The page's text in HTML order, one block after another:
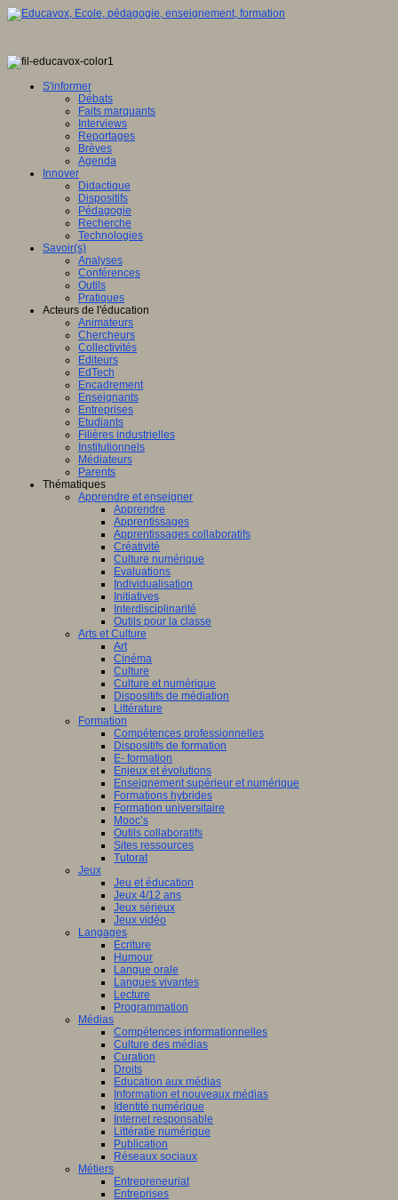
S'informer
Débats
Faits marquants
Interviews
Reportages
Brèves
Agenda
Innover
Didactique
Dispositifs
Pédagogie
Recherche
Technologies
Savoir(s)
Analyses
Conférences
Outils
Pratiques
Acteurs de l'éducation
Animateurs
Chercheurs
Collectivités
Editeurs
EdTech
Encadrement
Enseignants
Entreprises
Etudiants
Filières industrielles
Institutionnels
Médiateurs
Parents
Thématiques
Apprendre et enseigner
Apprendre
Apprentissages
Apprentissages collaboratifs
Créativité
Culture numérique
Evaluations
Individualisation
Initiatives
Interdisciplinarité
Outils pour la classe
Arts et Culture
Art
Cinéma
Culture
Culture et numérique
Dispositifs de médiation
Littérature
Formation
Compétences professionnelles
Dispositifs de formation
E- formation
Enjeux et évolutions
Enseignement supérieur et numérique
Formations hybrides
Formation universitaire
Mooc’s
Outils collaboratifs
Sites ressources
Tutorat
Jeux
Jeu et éducation
Jeux 4/12 ans
Jeux sérieux
Jeux vidéo
Langages
Ecriture
Humour
Langue orale
Langues vivantes
Lecture
Programmation
Médias
Compétences informationnelles
Culture des médias
Curation
Droits
Education aux médias
Information et nouveaux médias
Identité numérique
Internet responsable
Littératie numérique
Publication
Réseaux sociaux
Métiers
Entrepreneuriat
Entreprises